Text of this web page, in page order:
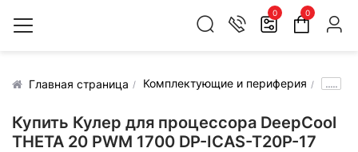
0 0
Главная страница Комплектующие и периферия .....
Купить Кулер для процессора DeepCool
THETA 20 PWM 1700 DP-ICAS-T20P-17